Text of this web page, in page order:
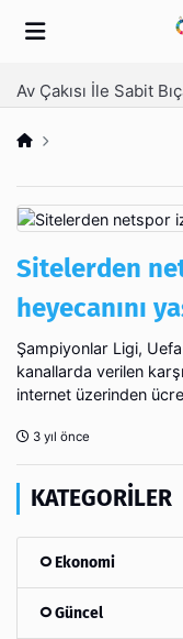
Sitelerden
heyecanını
Şampiyonlar Ligi,
kanallarda verilen
internet üzerinden
3 yıl önce
KATEGORILER
Ekonomi
Güncel